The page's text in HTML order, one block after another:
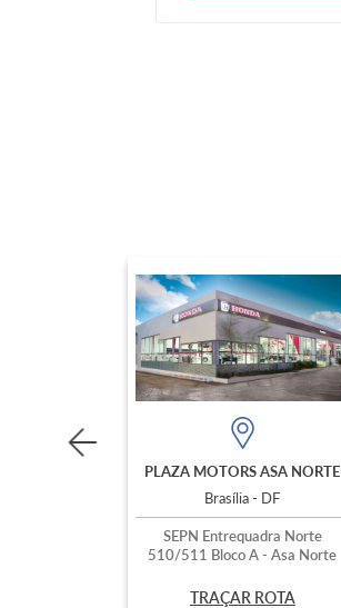
PLAZA MOTORS ASA NORTE
Brasília - DF
SEPN Entrequadra Norte
510/511 Bloco A - Asa Norte
TRAÇAR ROTA